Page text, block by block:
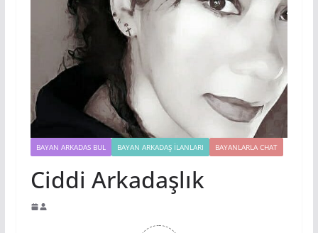
BAYAN ARKADAS BUL BAYAN ARKADAŞ İLANLARI BAYANLARLA CHAT
Ciddi Arkadaşlık